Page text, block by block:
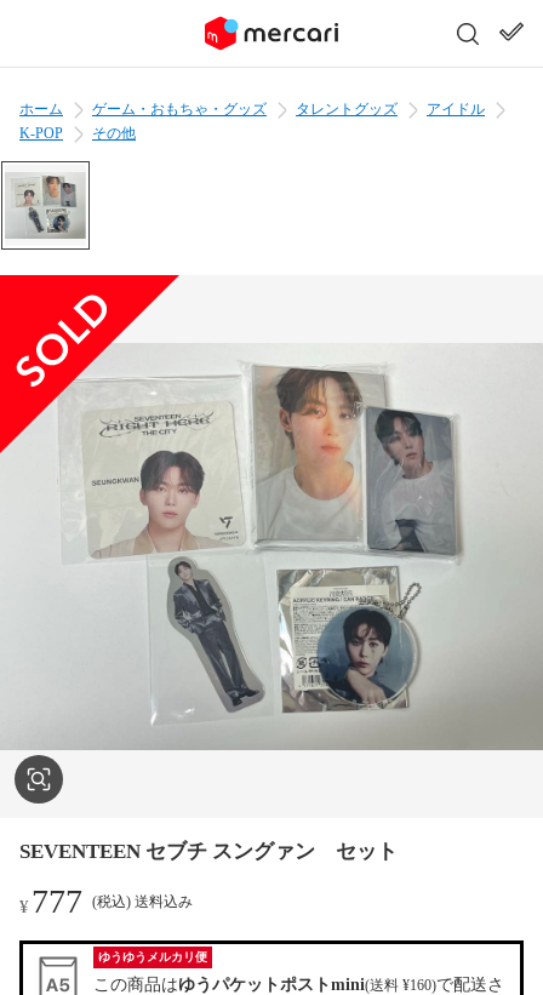
ホーム ゲーム・おもちゃ・グッズ タレントグッズ
アイドル
K-POP
その他
SEVENTEEN セブチ スングァン セット
¥777 (税込) 送料込み
ゆうゆうメルカリ便
この商品はゆうパケットポストmini(送料 ¥160)で配送さ